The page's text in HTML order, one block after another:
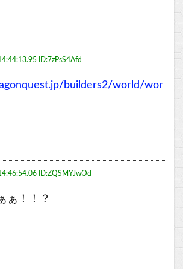
ID:7zPsS4Afd
builders2/world/wor
ID:ZQSMYJwOd
ぁ！！？